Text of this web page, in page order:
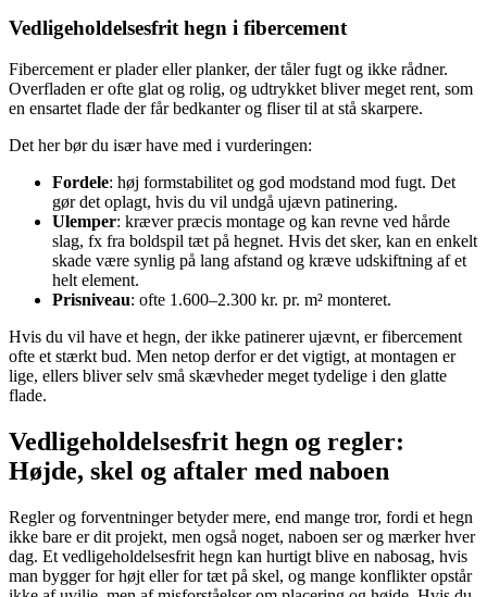
Vedligeholdelsesfrit hegn i fibercement
Fibercement er plader eller planker, der tåler fugt og ikke rådner.
Overfladen er ofte glat og rolig, og udtrykket bliver meget rent, som
en ensartet flade der får bedkanter og fliser til at stå skarpere.
Det her bør du især have med i vurderingen:
Fordele: høj formstabilitet og god modstand mod fugt. Det
gør det oplagt, hvis du vil undgå ujævn patinering.
Ulemper: kræver præcis montage og kan revne ved hårde
slag, fx fra boldspil tæt på hegnet. Hvis det sker, kan en enkelt
skade være synlig på lang afstand og kræve udskiftning af et
helt element.
Prisniveau: ofte 1.600–2.300 kr. pr. m² monteret.
Hvis du vil have et hegn, der ikke patinerer ujævnt, er fibercement
ofte et stærkt bud. Men netop derfor er det vigtigt, at montagen er
lige, ellers bliver selv små skævheder meget tydelige i den glatte
flade.
Vedligeholdelsesfrit hegn og regler:
Højde, skel og aftaler med naboen
Regler og forventninger betyder mere, end mange tror, fordi et hegn
ikke bare er dit projekt, men også noget, naboen ser og mærker hver
dag. Et vedligeholdelsesfrit hegn kan hurtigt blive en nabosag, hvis
man bygger for højt eller for tæt på skel, og mange konflikter opstår